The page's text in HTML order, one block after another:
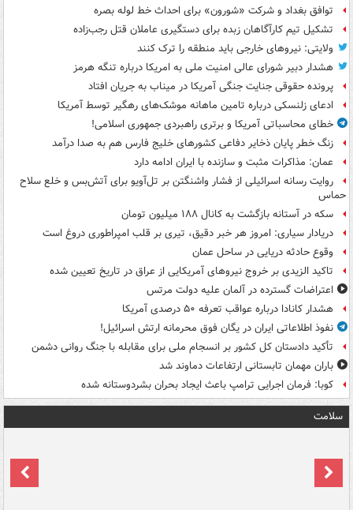
توافق بغداد و شرکت «شورون» برای احداث خط لوله بصره
تشکیل تیم کارآگاهان زبده برای دستگیری عاملان قتل رجب‌زاده
ولایتی: نیروهای خارجی باید منطقه را ترک کنند
هشدار دبیر شورای عالی امنیت ملی به امریکا درباره تنگه هرمز
پرونده حقوقی جنایت جنگی آمریکا در میناب به جریان افتاد
ادعای زلنسکی درباره تامین ماهانه موشک‌های رهگیر توسط آمریکا
خطای محاسباتی آمریکا و برتری راهبردی جمهوری اسلامی!
زنگ خطر پایان ذخایر دفاعی کشورهای خلیج فارس هم به صدا درآمد
عمان: مذاکرات مثبت و سازنده با ایران ادامه دارد
روایت رسانه اسرائیلی از فشار واشنگتن بر تل‌آویو برای آتش‌بس و خلع سلاح
حماس
سکه در آستانه بازگشت به کانال ۱۸۸ میلیون تومان
دریادار سیاری: امروز هر خبر دقیق، تیری بر قلب امپراطوری دروغ است
وقوع حادثه دریایی در ساحل عمان
تاکید الزیدی بر خروج نیروهای آمریکایی از عراق در تاریخ تعیین شده
اعتراضات گسترده در آلمان علیه دولت مرتس
هشدار کانادا درباره عواقب تعرفه ۵۰ درصدی آمریکا
نفوذ اطلاعاتی ایران در یگان فوق محرمانه ارتش اسرائیل!
تأکید دادستان کل کشور بر انسجام ملی برای مقابله با جنگ روانی دشمن
باران مهمان تابستانی ارتفاعات دماوند شد
کوبا: فرمان اجرایی ترامپ باعث ایجاد بحران بشردوستانه شده
سلامت